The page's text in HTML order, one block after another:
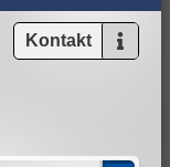
Kontakt